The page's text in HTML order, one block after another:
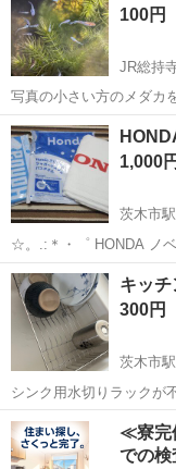
100円
JR総持
写真の小さい方のメダカ
る
大阪 茨木市 JR
1,000円
茨木市駅
☆。.:＊・゜ HONDA ノベルティグッ
スリムバスタオル 綿100％ 新品未使用 2枚 バスタオル 綿100％ 日
1枚 開封
大阪 茨木市 茨
キッ
300円
茨木市駅
シンク用水切りラックが
っしゃいましたら お取引できると嬉
ものになります。 使用
大阪 茨木市 茨木
≪寮完
での検